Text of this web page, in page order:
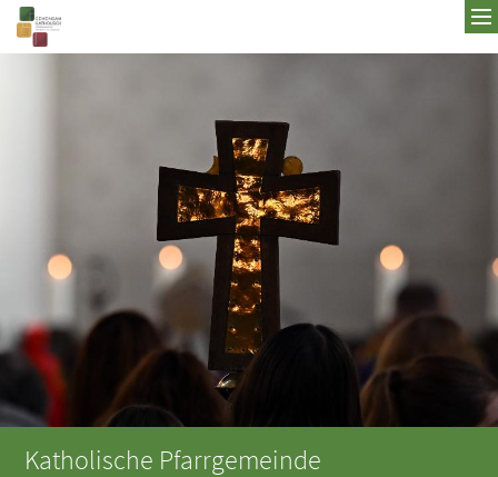
Zum Inhalt springen
Katholische Pfarrgemeinde